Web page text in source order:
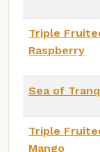
Triple
Raspberry
Sea of
Triple
Mango